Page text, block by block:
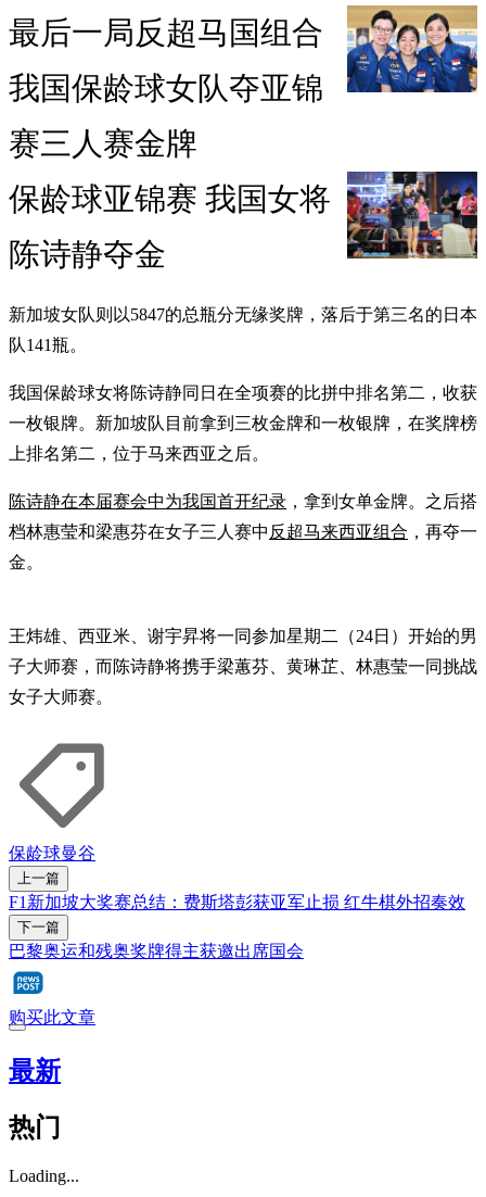
最后一局反超马国组合
我国保龄球女队夺亚锦
赛三人赛金牌
保龄球亚锦赛 我国女将
陈诗静夺金
新加坡女队则以5847的总瓶分无缘奖牌，落后于第三名的日本
队141瓶。
我国保龄球女将陈诗静同日在全项赛的比拼中排名第二，收获
一枚银牌。新加坡队目前拿到三枚金牌和一枚银牌，在奖牌榜
上排名第二，位于马来西亚之后。
陈诗静在本届赛会中为我国首开纪录 ，拿到女单金牌。之后搭
档林惠莹和梁惠芬在女子三人赛中 反超马来西亚组合 ，再夺一
金。
王炜雄、西亚米、谢宇昇将一同参加星期二（24日）开始的男
子大师赛，而陈诗静将携手梁蕙芬、黄琳芷、林惠莹一同挑战
女子大师赛。
保龄球曼谷
上一篇
F1新加坡大奖赛总结：费斯塔彭获亚军止损 红牛棋外招奏效
下一篇
巴黎奥运和残奥奖牌得主获邀出席国会
购买此文章
最新
热门
Loading...